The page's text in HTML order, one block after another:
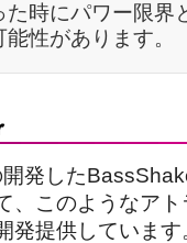
時にパワー限界
性があります。
発した
、このようなア
発提供しています